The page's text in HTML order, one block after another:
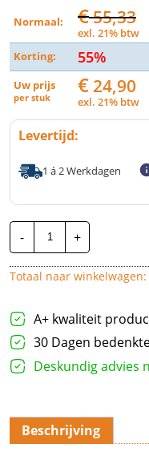
Normaal: €55,33
exl. 21% btw
Korting:
55%
Uw prijs
per stuk € 24,90
exl. 21% btw
Levertijd:
1 á 2 Werkdagen
-
Bals
CEE
Wandcontactdoos
|
32A
-
Female
|
Blauw
aantal
+
Totaal naar winkelwagen:
A+ kwaliteit
30 Dagen
Deskundig advies
Beschrijving